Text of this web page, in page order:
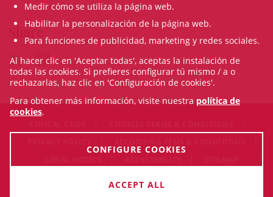
Share
© Thu Aug 06 16:17:43 CEST 2026 Il·lustre Col·legi de
Medir cómo se utiliza la página web.
Habilitar la personalización de la página web.
Para funciones de publicidad, marketing y redes sociales.
Al hacer clic en 'Aceptar todas', aceptas la instalación de
todas las cookies. Si prefieres configurar tú mismo / a o
rechazarlas, haz clic en 'Configuración de cookies'.
Para obtener más información, visite nuestra política de
cookies.
CONFIGURE COOKIES
ACCEPT ALL